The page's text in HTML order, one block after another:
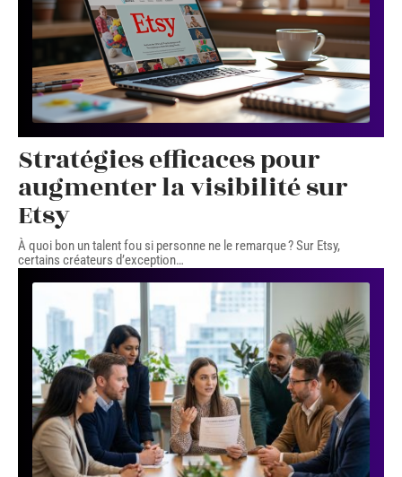
Stratégies efficaces pour
augmenter la visibilité sur
Etsy
À quoi bon un talent fou si personne ne le remarque ? Sur Etsy,
certains créateurs d’exception…